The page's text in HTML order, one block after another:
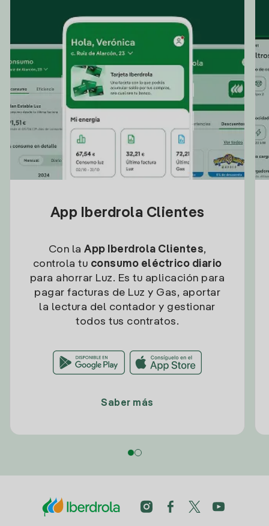
App Iberdrola Clientes
Con la App Iberdrola Clientes,
controla tu consumo eléctrico diario
para ahorrar Luz. Es tu aplicación para
pagar facturas de Luz y Gas, aportar
la lectura del contador y gestionar
todos tus contratos.
Saber más